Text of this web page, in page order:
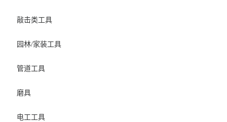
敲击类工具
园林/家装工具
管道工具
磨具
电工工具